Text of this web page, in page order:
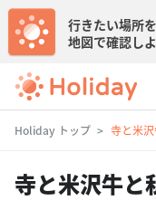
行きたい場所を
地図で確認し
Holiday トップ 寺と米
寺と米沢牛と